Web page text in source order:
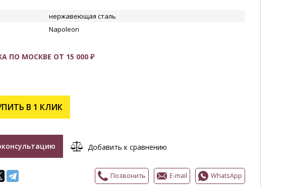
нержавеющая сталь
Napoleon
ПО МОСКВЕ ОТ 15 000 ₽
В 1 КЛИК
Добавить к сравнению
Позвонить E-mail WhatsApp